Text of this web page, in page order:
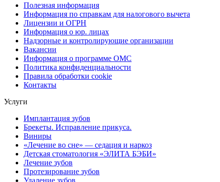
Полезная информация
Информация по справкам для налогового вычета
Лицензии и ОГРН
Информация о юр. лицах
Надзорные и контролирующие организации
Вакансии
Информация о программе ОМС
Политика конфиденциальности
Правила обработки cookie
Контакты
Услуги
Имплантация зубов
Брекеты. Исправление прикуса.
Виниры
«Лечение во сне» — седация и наркоз
Детская стоматология «ЭЛИТА БЭБИ»
Лечение зубов
Протезирование зубов
Удаление зубов